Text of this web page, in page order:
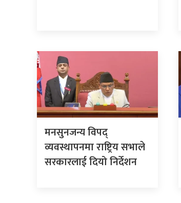
मनसुनजन्य विपद्
व्यवस्थापनमा राष्ट्रिय सभाले
सरकारलाई दियो निर्देशन